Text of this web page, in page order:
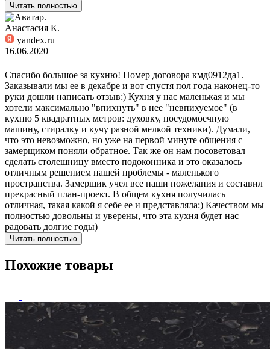
Читать полностью
Анастасия К.
yandex.ru
16.06.2020
Спасибо большое за кухню! Номер договора кмд0912да1.
Заказывали мы ее в декабре и вот спустя пол года наконец-то
руки дошли написать отзыв:) Кухня у нас маленькая и мы
хотели максимально "впихнуть" в нее "невпихуемое" (в
кухню 5 квадратных метров: духовку, посудомоечную
машину, стиралку и кучу разной мелкой техники). Думали,
что это невозможно, но уже на первой минуте общения с
замерщиком поняли обратное. Так же он нам посоветовал
сделать столешницу вместо подоконника и это оказалось
отличным решением нашей проблемы - маленького
пространства. Замерщик учел все наши пожелания и составил
прекрасный план-проект. В общем кухня получилась
отличная, такая какой я себе ее и представляла:) Качеством мы
полностью довольны и уверены, что эта кухня будет нас
радовать долгие годы)
Читать полностью
Похожие товары